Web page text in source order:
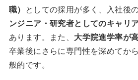
職） としての採用が多く、入社後
ンジニア・研究者としてのキャリ
あります。また、 大学院進学率が
卒業後にさらに専門性を深めてか
般的です。